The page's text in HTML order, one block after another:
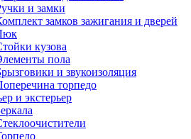
и замки
замков зажигания и дверей
кузова
пола
и звукоизоляция
торпедо
и экстерьер